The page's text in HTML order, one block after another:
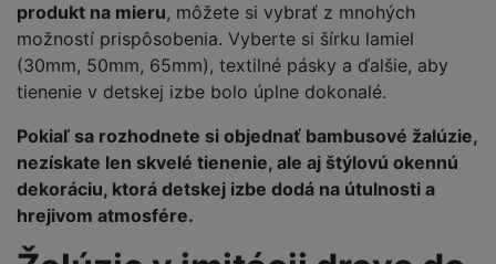
produkt na mieru, môžete si vybrať z mnohých
možností prispôsobenia. Vyberte si šírku lamiel
(30mm, 50mm, 65mm), textilné pásky a ďalšie, aby
tienenie v detskej izbe bolo úplne dokonalé.
Pokiaľ sa rozhodnete si objednať bambusové žalúzie,
nezískate len skvelé tienenie, ale aj štýlovú okennú
dekoráciu, ktorá detskej izbe dodá na útulnosti a
hrejivom atmosfére.